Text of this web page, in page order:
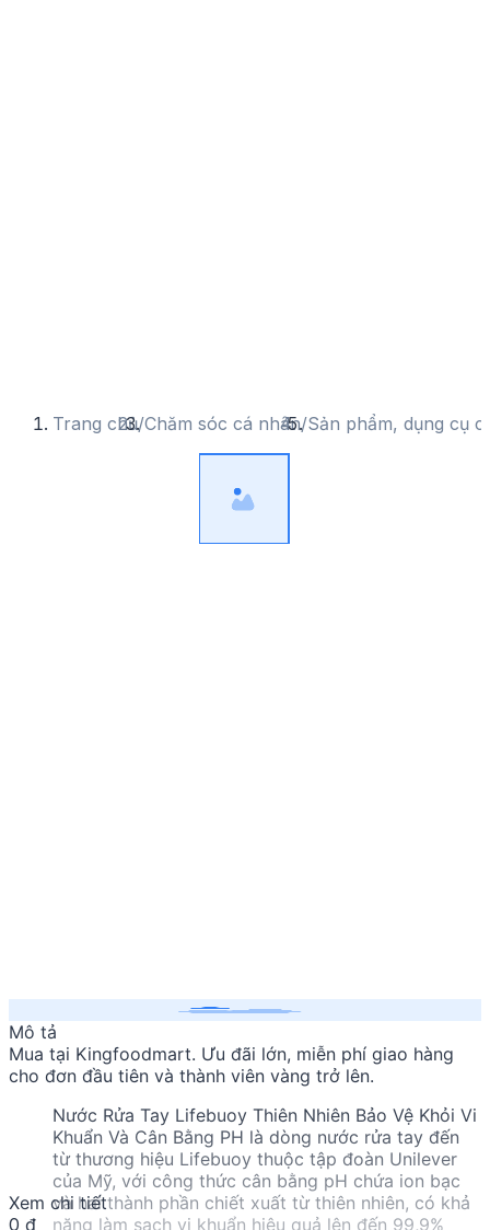
Trang chủ/Chăm sóc cá nhân/Sản phẩm, dụng cụ
Mô tả
Mua tại Kingfoodmart. Ưu đãi lớn, miễn phí giao hàng
cho đơn đầu tiên và thành viên vàng trở lên.
Nước Rửa Tay Lifebuoy Thiên Nhiên Bảo Vệ Khỏi Vi
Khuẩn Và Cân Bằng PH là dòng nước rửa tay đến
từ thương hiệu Lifebuoy thuộc tập đoàn Unilever
của Mỹ, với công thức cân bằng pH chứa ion bạc
và hai thành phần chiết xuất từ thiên nhiên, có khả
năng làm sạch vi khuẩn hiệu quả lên đến 99,9%
Xem chi tiết
0 đ